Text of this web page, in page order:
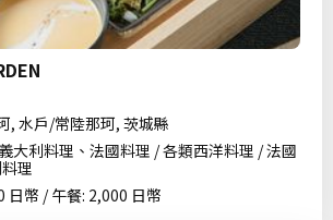
, 水戶/常陸那珂, 茨城縣
大利料理、法國料理 / 各類西洋料理 / 法國
理
日幣 / 午餐: 2,000 日幣